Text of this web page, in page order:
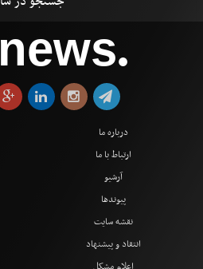
news●
درباره ما
ارتباط با ما
آرشیو
پیوندها
نقشه سایت
انتقاد و پیشنهاد